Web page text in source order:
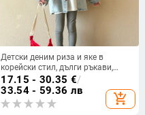
Детски деним риза и яке в
корейски стил, дълги ръкави,
едноцветен модел, мека
обработка и ензимно измиване,
за деца 3–8 години
17.15 - 30.35 €/
33.54 - 59.36 лв
add_shopping_cart